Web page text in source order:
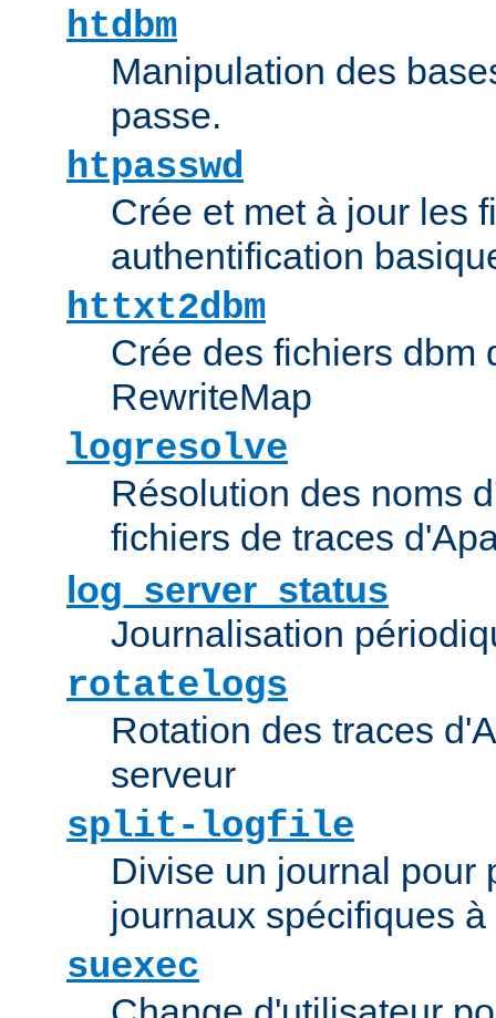
htdbm
Manipulation des
passe.
htpasswd
Crée et met à jour les
authentification
httxt2dbm
Crée des fichiers dbm
RewriteMap
logresolve
Résolution des noms
fichiers de traces
log_server_status
Journalisation
rotatelogs
Rotation des traces
serveur
split-logfile
Divise un journal pour
journaux spécifiques
suexec